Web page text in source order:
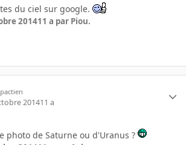
du ciel sur google.
201411 a par Piou.
201411 a
photo de Saturne ou d'Uranus ?